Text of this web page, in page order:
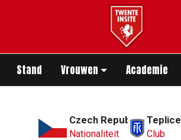
Stand Vrouwen Academie
Czech Republic
Nationaliteit
Teplice
Club